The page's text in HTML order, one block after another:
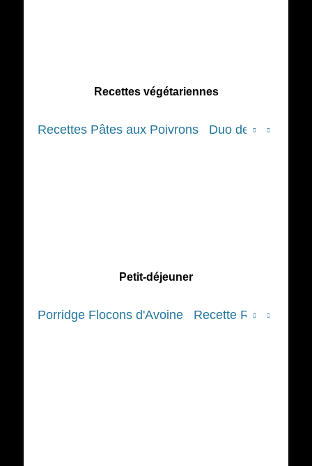
Recettes végétariennes
Recettes Pâtes aux Poivrons Duo de
Petit-déjeuner
Porridge Flocons d'Avoine Recette Riz au Lait